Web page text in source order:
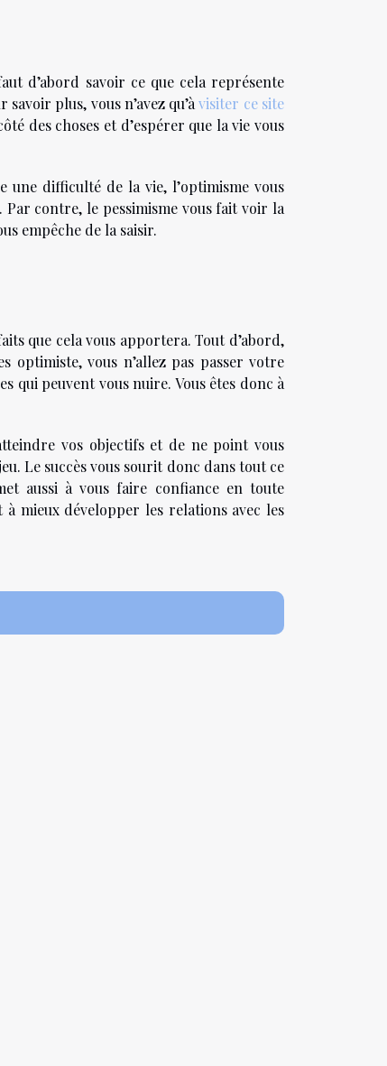
d’abord savoir ce que cela représente
plus, vous n’avez qu’àvisiter ce site
des choses et d’espérer que la vie vous
une difficulté de la vie, l’optimisme vous
contre, le pessimisme vous fait voir la
empêche de la saisir.
que cela vous apportera. Tout d’abord,
optimiste, vous n’allez pas passer votre
qui peuvent vous nuire. Vous êtes donc à
vos objectifs et de ne point vous
Le succès vous sourit donc dans tout ce
aussi à vous faire confiance en toute
mieux développer les relations avec les